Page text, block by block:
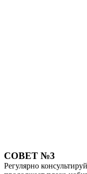
СОВЕТ №3
Регулярно